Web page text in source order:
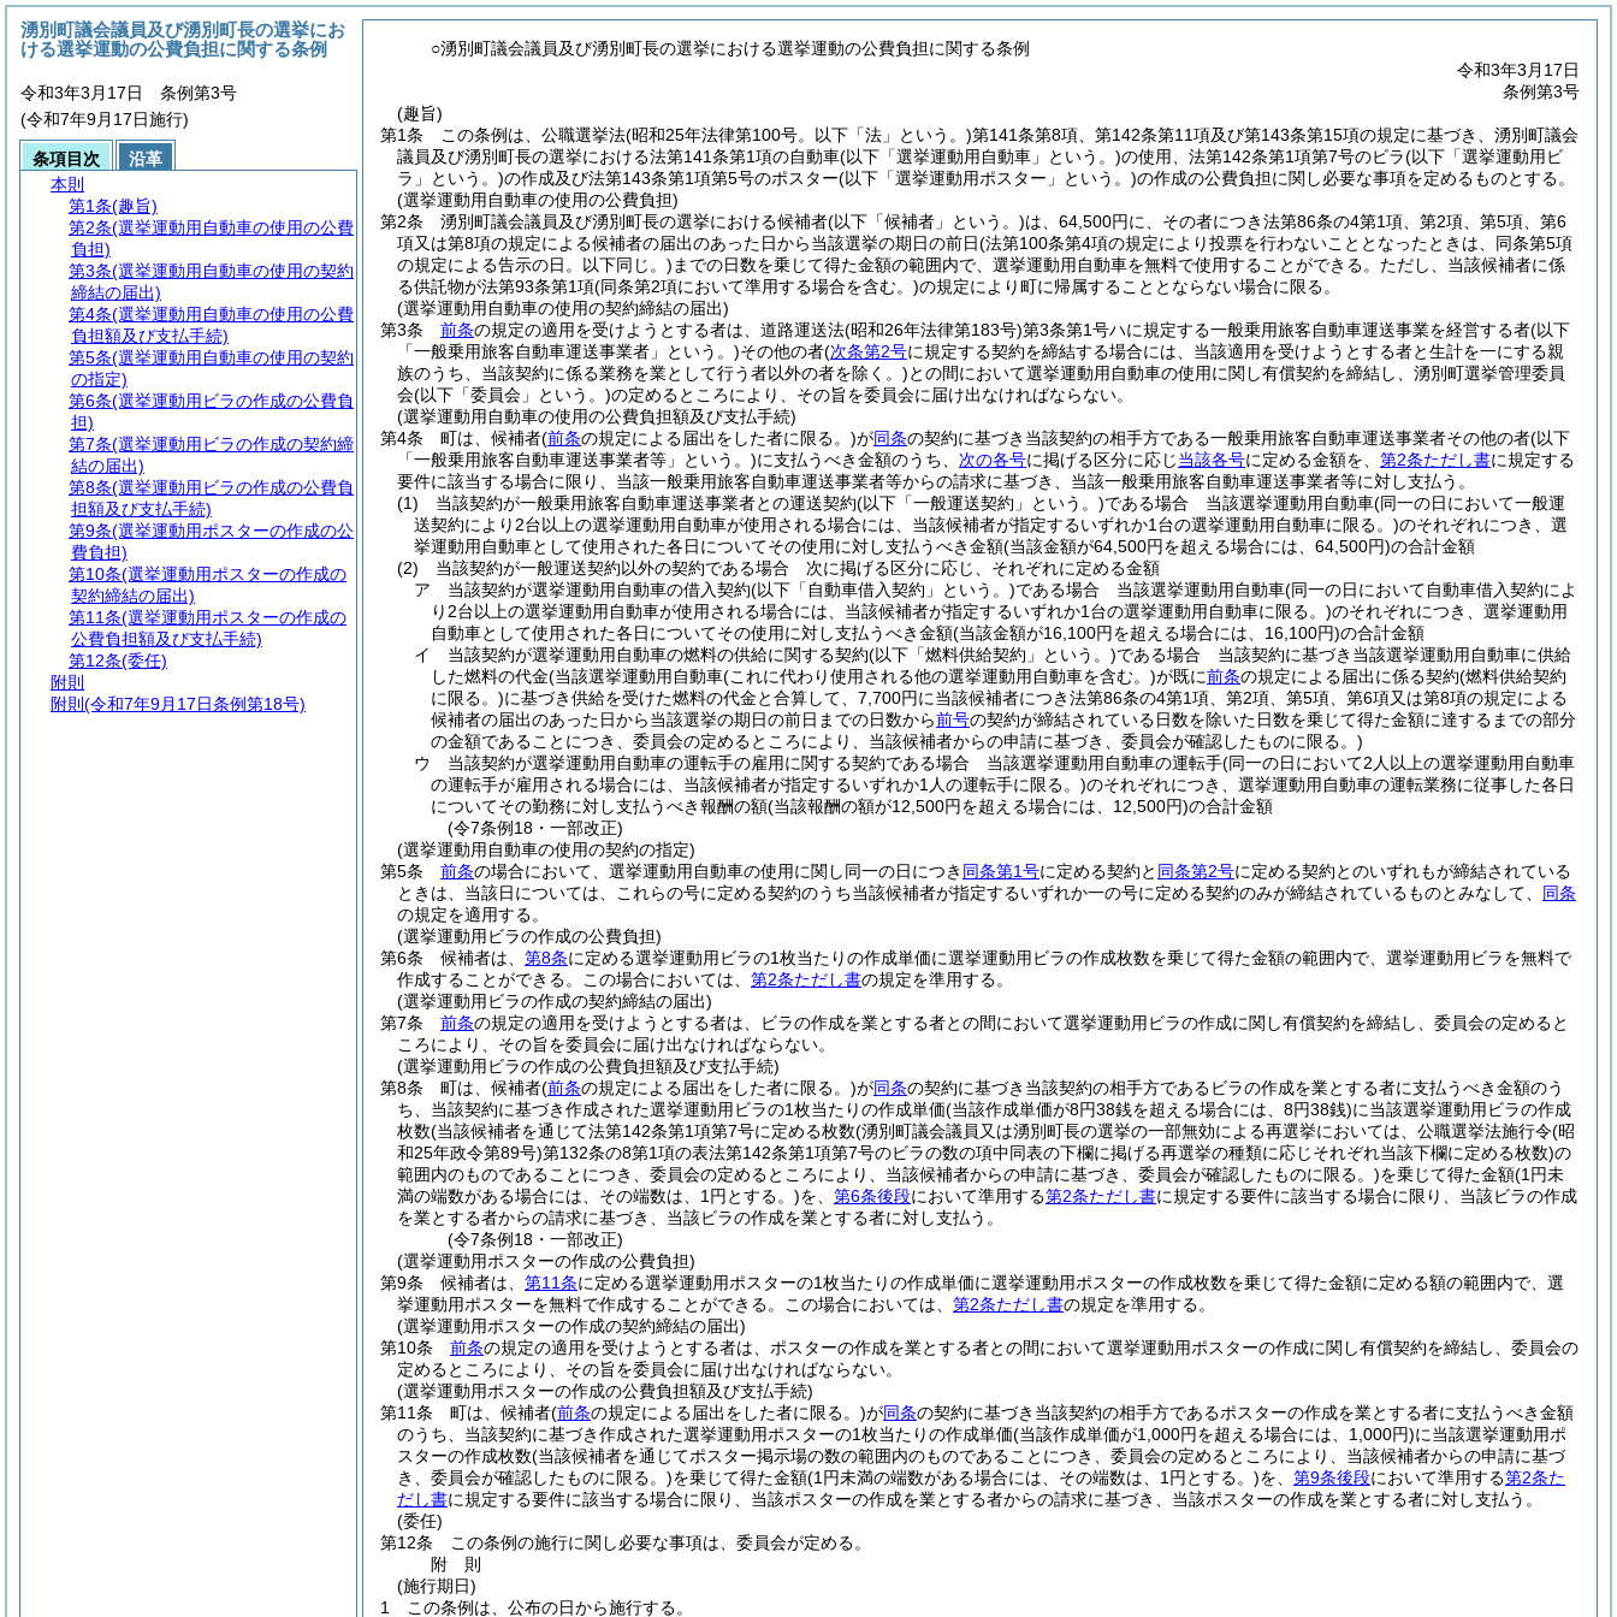
○湧別町議会議員及び湧別町長の選挙における選挙運動の公費負担に関する条例
令和3年3月17日
条例第3号
(趣旨)
第1条
この条例は、公職選挙法(昭和25年法律第100号。以下「法」という。)第141条第8項、第142条第11項及び第143条第15項の規定に基づき、湧別町議会
議員及び湧別町長の選挙における法第141条第1項の自動車(以下「選挙運動用自動車」という。)の使用、法第142条第1項第7号のビラ(以下「選挙運動用ビ
ラ」という。)の作成及び法第143条第1項第5号のポスター(以下「選挙運動用ポスター」という。)の作成の公費負担に関し必要な事項を定めるものとする。
(選挙運動用自動車の使用の公費負担)
第2条
湧別町議会議員及び湧別町長の選挙における候補者(以下「候補者」という。)は、64,500円に、その者につき法第86条の4第1項、第2項、第5項、第6
項又は第8項の規定による候補者の届出のあった日から当該選挙の期日の前日(法第100条第4項の規定により投票を行わないこととなったときは、同条第5項
の規定による告示の日。以下同じ。) までの日数を乗じて得た金額の範囲内で、選挙運動用自動車を無料で使用することができる。 ただし、当該候補者に係
る供託物が法第93条第1項(同条第2項において準用する場合を含む。)の規定により町に帰属することとならない場合に限る。
(選挙運動用自動車の使用の契約締結の届出)
第3条
前条の規定の適用を受けようとする者は、道路運送法(昭和26年法律第183号)第3条第1号ハに規定する一般乗用旅客自動車運送事業を経営する者(以下
「一般乗用旅客自動車運送事業者」という。)その他の者(次条第2号に規定する契約を締結する場合には、当該適用を受けようとする者と生計を一にする親
族のうち、当該契約に係る業務を業として行う者以外の者を除く。)との間において選挙運動用自動車の使用に関し有償契約を締結し、湧別町選挙管理委員
会(以下「委員会」という。)の定めるところにより、その旨を委員会に届け出なければならない。
(選挙運動用自動車の使用の公費負担額及び支払手続)
第4条
町は、候補者(前条の規定による届出をした者に限る。)が同条の契約に基づき当該契約の相手方である一般乗用旅客自動車運送事業者その他の者(以下
「一般乗用旅客自動車運送事業者等」という。)に支払うべき金額のうち、 次の各号に掲げる区分に応じ当該各号に定める金額を、 第2条ただし書に規定する
要件に該当する場合に限り、当該一般乗用旅客自動車運送事業者等からの請求に基づき、当該一般乗用旅客自動車運送事業者等に対し支払う。
(1)
当該契約が一般乗用旅客自動車運送事業者との運送契約(以下「一般運送契約」という。)である場合 当該選挙運動用自動車(同一の日において一般運
送契約により2台以上の選挙運動用自動車が使用される場合には、当該候補者が指定するいずれか1台の選挙運動用自動車に限る。)のそれぞれにつき、選
挙運動用自動車として使用された各日についてその使用に対し支払うべき金額(当該金額が64,500円を超える場合には、64,500円)の合計金額
(2)
当該契約が一般運送契約以外の契約である場合 次に掲げる区分に応じ、それぞれに定める金額
ア
当該契約が選挙運動用自動車の借入契約(以下「自動車借入契約」という。)である場合 当該選挙運動用自動車(同一の日において自動車借入契約によ
り2台以上の選挙運動用自動車が使用される場合には、当該候補者が指定するいずれか1台の選挙運動用自動車に限る。)のそれぞれにつき、選挙運動用
自動車として使用された各日についてその使用に対し支払うべき金額(当該金額が16,100円を超える場合には、16,100円)の合計金額
イ
当該契約が選挙運動用自動車の燃料の供給に関する契約(以下「燃料供給契約」という。)である場合 当該契約に基づき当該選挙運動用自動車に供給
した燃料の代金(当該選挙運動用自動車(これに代わり使用される他の選挙運動用自動車を含む。)が既に前条の規定による届出に係る契約(燃料供給契約
に限る。)に基づき供給を受けた燃料の代金と合算して、7,700円に当該候補者につき法第86条の4第1項、第2項、第5項、第6項又は第8項の規定による
候補者の届出のあった日から当該選挙の期日の前日までの日数から前号の契約が締結されている日数を除いた日数を乗じて得た金額に達するまでの部分
の金額であることにつき、委員会の定めるところにより、当該候補者からの申請に基づき、委員会が確認したものに限る。)
ウ
当該契約が選挙運動用自動車の運転手の雇用に関する契約である場合 当該選挙運動用自動車の運転手(同一の日において2人以上の選挙運動用自動車
の運転手が雇用される場合には、当該候補者が指定するいずれか1人の運転手に限る。)のそれぞれにつき、選挙運動用自動車の運転業務に従事した各日
についてその勤務に対し支払うべき報酬の額(当該報酬の額が12,500円を超える場合には、12,500円)の合計金額
(令7条例18・一部改正)
(選挙運動用自動車の使用の契約の指定)
第5条
前条の場合において、選挙運動用自動車の使用に関し同一の日につき 同条第1号に定める契約と 同条第2号に定める契約とのいずれもが締結されている
ときは、当該日については、これらの号に定める契約のうち当該候補者が指定するいずれか一の号に定める契約のみが締結されているものとみなして、 同条
の規定を適用する。
(選挙運動用ビラの作成の公費負担)
第6条
候補者は、 第8条に定める選挙運動用ビラの1枚当たりの作成単価に選挙運動用ビラの作成枚数を乗じて得た金額の範囲内で、選挙運動用ビラを無料で
作成することができる。
この場合においては、 第2条ただし書の規定を準用する。
(選挙運動用ビラの作成の契約締結の届出)
第7条
前条の規定の適用を受けようとする者は、ビラの作成を業とする者との間において選挙運動用ビラの作成に関し有償契約を締結し、委員会の定めると
ころにより、その旨を委員会に届け出なければならない。
(選挙運動用ビラの作成の公費負担額及び支払手続)
第8条
町は、候補者(前条の規定による届出をした者に限る。)が同条の契約に基づき当該契約の相手方であるビラの作成を業とする者に支払うべき金額のう
ち、当該契約に基づき作成された選挙運動用ビラの1枚当たりの作成単価(当該作成単価が8円38銭を超える場合には、8円38銭)に当該選挙運動用ビラの作成
枚数(当該候補者を通じて法第142条第1項第7号に定める枚数(湧別町議会議員又は湧別町長の選挙の一部無効による再選挙においては、公職選挙法施行令(昭
和25年政令第89号)第132条の8第1項の表法第142条第1項第7号のビラの数の項中同表の下欄に掲げる再選挙の種類に応じそれぞれ当該下欄に定める枚数)の
範囲内のものであることにつき、委員会の定めるところにより、当該候補者からの申請に基づき、委員会が確認したものに限る。)を乗じて得た金額(1円未
満の端数がある場合には、その端数は、1円とする。)を、 第6条後段において準用する第2条ただし書に規定する要件に該当する場合に限り、当該ビラの作成
を業とする者からの請求に基づき、当該ビラの作成を業とする者に対し支払う。
(令7条例18・一部改正)
(選挙運動用ポスターの作成の公費負担)
第9条
候補者は、 第11条に定める選挙運動用ポスターの1枚当たりの作成単価に選挙運動用ポスターの作成枚数を乗じて得た金額に定める額の範囲内で、選
挙運動用ポスターを無料で作成することができる。
この場合においては、 第2条ただし書の規定を準用する。
(選挙運動用ポスターの作成の契約締結の届出)
第10条
前条の規定の適用を受けようとする者は、ポスターの作成を業とする者との間において選挙運動用ポスターの作成に関し有償契約を締結し、委員会の
定めるところにより、その旨を委員会に届け出なければならない。
(選挙運動用ポスターの作成の公費負担額及び支払手続)
第11条
町は、候補者(前条の規定による届出をした者に限る。)が同条の契約に基づき当該契約の相手方であるポスターの作成を業とする者に支払うべき金額
のうち、当該契約に基づき作成された選挙運動用ポスターの1枚当たりの作成単価(当該作成単価が1,000円を超える場合には、1,000円)に当該選挙運動用ポ
スターの作成枚数(当該候補者を通じてポスター掲示場の数の範囲内のものであることにつき、委員会の定めるところにより、当該候補者からの申請に基づ
き、委員会が確認したものに限る。)を乗じて得た金額(1円未満の端数がある場合には、その端数は、1円とする。)を、 第9条後段において準用する第2条た
だし書に規定する要件に該当する場合に限り、当該ポスターの作成を業とする者からの請求に基づき、当該ポスターの作成を業とする者に対し支払う。
(委任)
第12条
この条例の施行に関し必要な事項は、委員会が定める。
附 則
(施行期日)
1
この条例は、公布の日から施行する。
湧別町議会議員及び湧別町長の選挙にお
ける選挙運動の公費負担に関する条例
令和3年3月17日 条例第3号
(令和7年9月17日施行)
条項目次
沿革
本則
第1条(趣旨)
第2条(選挙運動用自動車の使用の公費
負担)
第3条(選挙運動用自動車の使用の契約
締結の届出)
第4条(選挙運動用自動車の使用の公費
負担額及び支払手続)
第5条(選挙運動用自動車の使用の契約
の指定)
第6条(選挙運動用ビラの作成の公費負
担)
第7条(選挙運動用ビラの作成の契約締
結の届出)
第8条(選挙運動用ビラの作成の公費負
担額及び支払手続)
第9条(選挙運動用ポスターの作成の公
費負担)
第10条(選挙運動用ポスターの作成の
契約締結の届出)
第11条(選挙運動用ポスターの作成の
公費負担額及び支払手続)
第12条(委任)
附則
附則 (令和7年9月17日条例第18号)